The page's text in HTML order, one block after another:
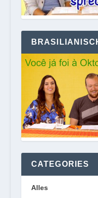
CATEGORIES
Alles